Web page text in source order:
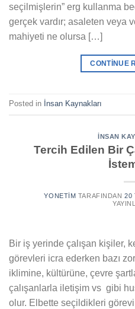
seçilmişlerin” erg kullanma
gerçek vardır; asaleten veya
mahiyeti ne olursa […]
CONTINUE
Posted in İnsan Kaynakları
İNSAN
Tercih Edilen Bir
YONETIM TARAFINDAN 20
Bir iş yerinde çalışan kişiler,
görevleri icra ederken bazı
iklimine, kültürüne, çevre
çalışanlarla iletişim vs gibi
olur. Elbette seçildikleri